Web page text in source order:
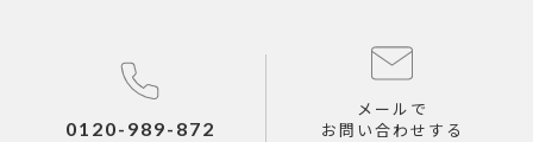
0120-989-872
メールで
お問い合わせする